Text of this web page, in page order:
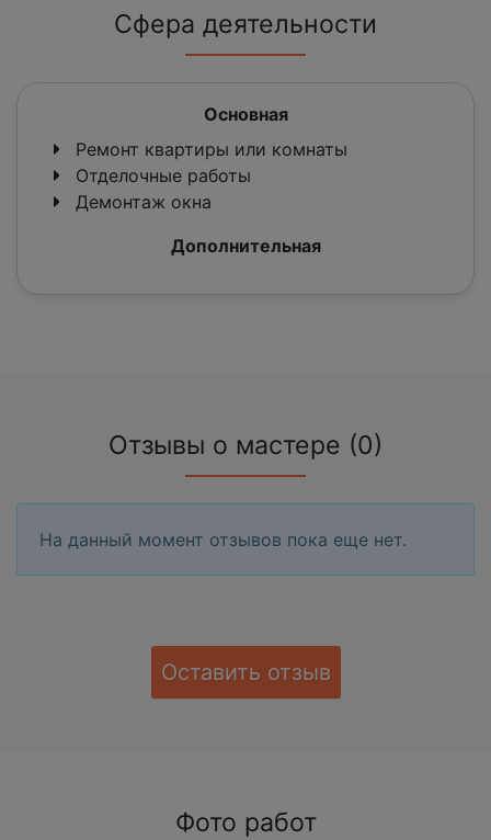
Сфера деятельности
Основная
Ремонт квартиры или комнаты
Отделочные работы
Демонтаж окна
Дополнительная
Отзывы о мастере (0)
На данный момент отзывов пока еще нет.
Оставить отзыв
Фото работ